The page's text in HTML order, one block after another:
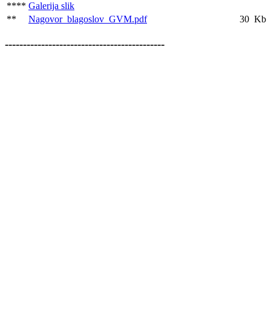
**** Galerija slik
**
Nagovor_blagoslov_GVM.pdf 30 Kb
--------------------------------------------